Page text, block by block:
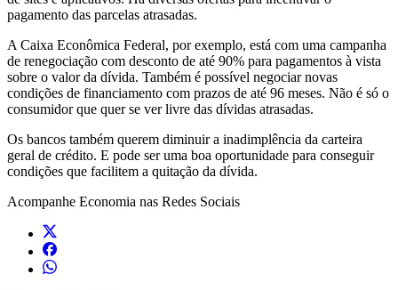
pagamento das parcelas atrasadas.
A Caixa Econômica Federal, por exemplo, está com uma campanha
de renegociação com desconto de até 90% para pagamentos à vista
sobre o valor da dívida. Também é possível negociar novas
condições de financiamento com prazos de até 96 meses. Não é só o
consumidor que quer se ver livre das dívidas atrasadas.
Os bancos também querem diminuir a inadimplência da carteira
geral de crédito. E pode ser uma boa oportunidade para conseguir
condições que facilitem a quitação da dívida.
Acompanhe Economia nas Redes Sociais